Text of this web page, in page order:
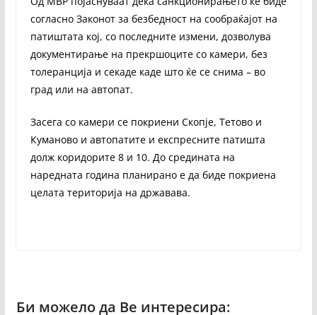
согласно Законот за безбедност на сообраќајот на
патиштата кој, со последните измени, дозволува
документирање на прекршоците со камери, без
толеранција и секаде каде што ќе се снима – во
град или на автопат.
Засега со камери се покриени Скопје, Тетово и
Куманово и автопатите и експресните патишта
долж коридорите 8 и 10. До средината на
наредната година планирано е да биде покриена
целата територија на државава.